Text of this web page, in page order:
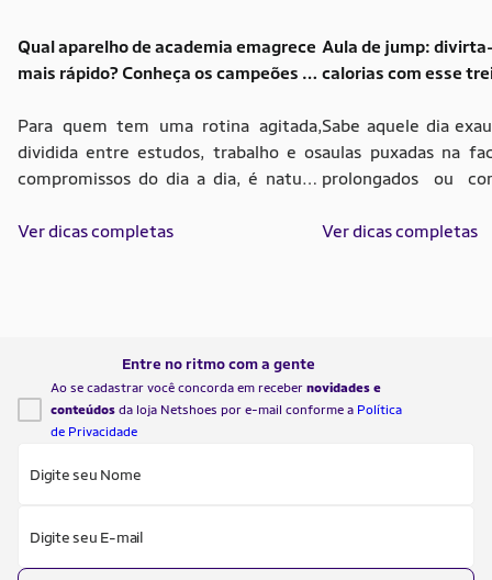
Qual aparelho de academia emagrece
mais rápido? Conheça os campeões de
Para quem tem uma rotina agitada,
dividida entre estudos, trabalho e os
compromissos do dia a dia, é natural
A dúvida sobre qual máquina esportiva
Ver dicas completas
Aula de jump:
calorias com esse
Sabe aquele dia
aulas puxadas na
prolongados ou
disposição ao longo
Ver dicas completas
Entre no ritmo com a gente
Ao se cadastrar você concorda em receber novidades e
conteúdos da loja Netshoes por e-mail conforme a Política
de Privacidade
Digite seu Nome
Digite seu E-mail